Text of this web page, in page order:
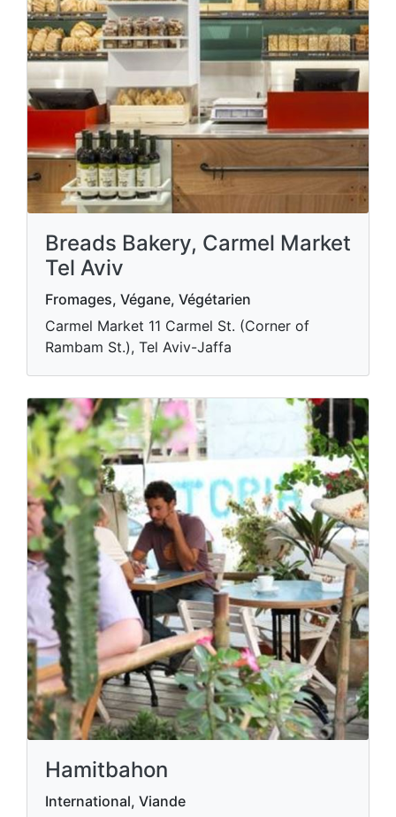
Breads Bakery, Carmel Market
Tel Aviv
Fromages, Végane, Végétarien
Carmel Market 11 Carmel St. (Corner of
Rambam St.), Tel Aviv-Jaffa
Hamitbahon
International, Viande